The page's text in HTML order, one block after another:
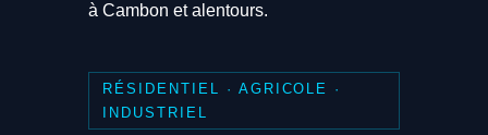
à Cambon et alentours.
RÉSIDENTIEL · AGRICOLE ·
INDUSTRIEL